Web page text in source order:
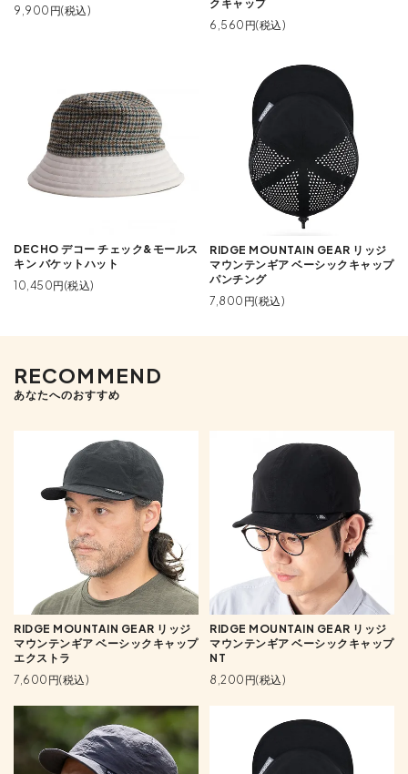
9,900円(税込)
クキャップ
6,560円(税込)
DECHO デコー チェック&モールス
キン バケットハット
10,450円(税込)
RIDGE MOUNTAIN GEAR リッジ
マウンテンギア ベーシックキャップ
パンチング
7,800円(税込)
RECOMMEND
あなたへのおすすめ
RIDGE MOUNTAIN GEAR リッジ
マウンテンギア ベーシックキャップ
エクストラ
7,600円(税込)
RIDGE MOUNTAIN GEAR リッジ
マウンテンギア ベーシックキャップ
NT
8,200円(税込)